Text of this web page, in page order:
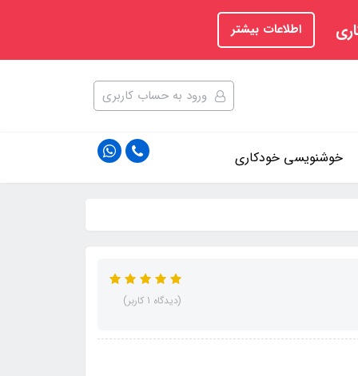
اطلاعات بیشتر
ورود به حساب کاربری
خوشنویسی خودکاری
(دیدگاه 1 کاربر)